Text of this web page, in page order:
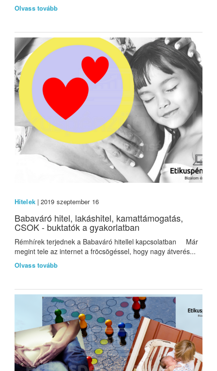
Olvass tovább
Hitelek| 2019 szeptember 16
Babaváró hitel, lakáshitel, kamattámogatás,
CSOK - buktatók a gyakorlatban
Rémhírek terjednek a Babaváró hitellel kapcsolatban Már
megint tele az internet a fröcsögéssel, hogy nagy átverés...
Olvass tovább